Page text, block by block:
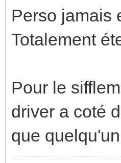
Perso jamais
Totalement
Pour le
driver a coté
que